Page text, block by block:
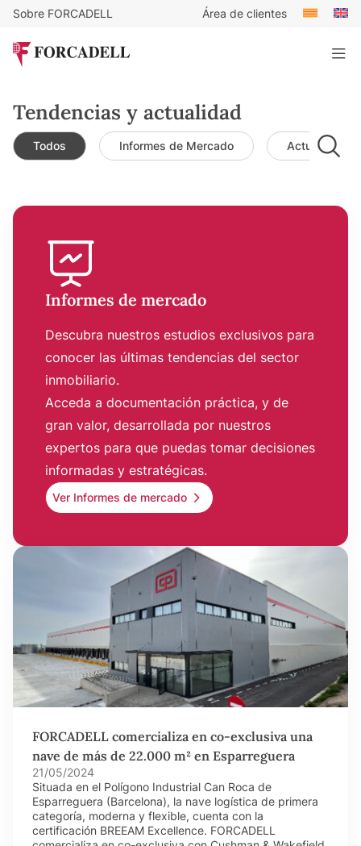
Sobre FORCADELL Área de clientes
Tendencias y actualidad
Todos Informes de Mercado Actualidad
Informes de mercado
Descubra nuestros estudios exclusivos para
conocer las últimas tendencias del sector
inmobiliario.
Acceda a documentación práctica, y de
gran valor, desarrollada por nuestros
expertos para que puedas tomar decisiones
informadas y estratégicas.
Ver Informes de mercado
FORCADELL comercializa en co-exclusiva una
nave de más de 22.000 m² en Esparreguera
21/05/2024
Situada en el Polígono Industrial Can Roca de
Esparreguera (Barcelona), la nave logística de primera
categoría, moderna y flexible, cuenta con la
certificación BREEAM Excellence. FORCADELL